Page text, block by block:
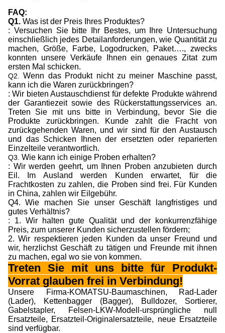
FAQ:
Q1. Was ist der Preis Ihres Produktes?
: Versuchen Sie bitte Ihr Bestes, um Ihre Untersuchung
einschließlich jedes Detailanforderungen, wie Quantität zu
machen, Größe, Farbe, Logodrucken, Paket…., zwecks
konnten unsere Verkäufe Ihnen ein genaues Zitat zum
ersten Mal schicken.
Q2.Wenn das Produkt nicht zu meiner Maschine passt,
kann ich die Waren zurückbringen?
: Wir bieten Austauschdienst für defekte Produkte während
der Garantiezeit sowie des Rückerstattungsservices an.
Treten Sie mit uns bitte in Verbindung, bevor Sie die
Produkte zurückbringen. Kunde zahlt die Fracht von
zurückgehenden Waren, und wir sind für den Austausch
und das Schicken Ihnen der ersetzten oder reparierten
Einzelteile verantwortlich.
Q3. Wie kann ich einige Proben erhalten?
: Wir werden geehrt, um Ihnen Proben anzubieten durch
Eil. Im Ausland werden Kunden erwartet, für die
Frachtkosten zu zahlen, die Proben sind frei. Für Kunden
in China, zahlen wir Eilgebühr.
Q4. Wie machen Sie unser Geschäft langfristiges und
gutes Verhältnis?
: 1. Wir halten gute Qualität und der konkurrenzfähige
Preis, zum unserer Kunden sicherzustellen fördern;
2. Wir respektieren jeden Kunden da unser Freund und
wir, herzlichst Geschäft zu tätigen und Freunde mit ihnen
zu machen, egal wo sie von kommen.
Treten Sie mit uns bitte für Produkt-
Vorrat glauben frei in Verbindung!
Unsere Firma-KOMATSU-Baumaschinen, Rad-Lader
(Lader), Kettenbagger (Bagger), Bulldozer, Sortierer,
Gabelstapler, Felsen-LKW-Modell-ursprüngliche null
Ersatzteile, Ersatzteil-Originalersatzteile, neue Ersatzteile
sind verfügbar.